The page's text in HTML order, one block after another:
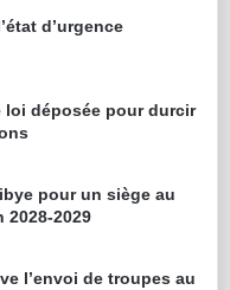
d’urgence
loi déposée pour durcir
pour un siège au
2028-2029
l’envoi de troupes au